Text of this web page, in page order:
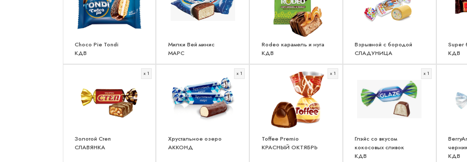
Choco Pie Tondi
КДВ
Милки Вей минис
МАРС
Rodeo карамель и нуга
КДВ
Взрывной с бородой
СЛАДУНИЦА
Super
КДВ
x 1
Золотой Степ
СЛАВЯНКА
x 1
Хрустальное озеро
АККОНД
x 1
Toffee Premio
КРАСНЫЙ ОКТЯБРЬ
x 1
Глэйс со вкусом
кокосовых сливок
КДВ
КДВ